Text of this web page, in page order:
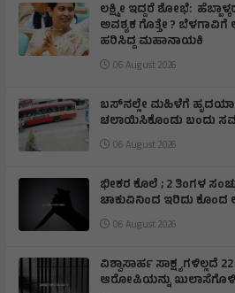
ಲಕ್ಷ್ಮೀ ಇದ್ದರೆ ಶೋಭೆ:
ಅವಶ್ಯಕ ಗೊತ್ತೇ ?
ಹರಿಸಿದ್ದ ಮಹಾನಾಯಕಿ
06 August 2026
ಬಸ್‌ನಲ್ಲೇ ಮಹಿಳೆಗೆ
ಚಲಾಯಿಸಿಕೊಂಡು ಬಂದು
06 August 2026
ಭೀಕರ ಕೊಲೆ ; 2 ತಿಂಗಳ
ಚಾಕುವಿನಿಂದ ಇರಿದು
06 August 2026
ವಿಶ್ವಾಸಾರ್ಹ ಸಾಕ್ಷ್ಯಗಳಿಲ್ಲದೆ
ಆರೋಪಿಯನ್ನು